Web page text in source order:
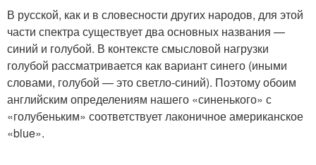
В русской, как и в словесности других народов, для этой
части спектра существует два основных названия —
синий и голубой. В контексте смысловой нагрузки
голубой рассматривается как вариант синего (иными
словами, голубой — это светло-синий). Поэтому обоим
английским определениям нашего «синенького» с
«голубеньким» соответствует лаконичное американское
«blue».